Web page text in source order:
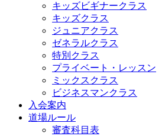
キッズビギナークラス
キッズクラス
ジュニアクラス
ゼネラルクラス
特別クラス
プライベート・レッスン
ミックスクラス
ビジネスマンクラス
入会案内
道場ルール
審査科目表